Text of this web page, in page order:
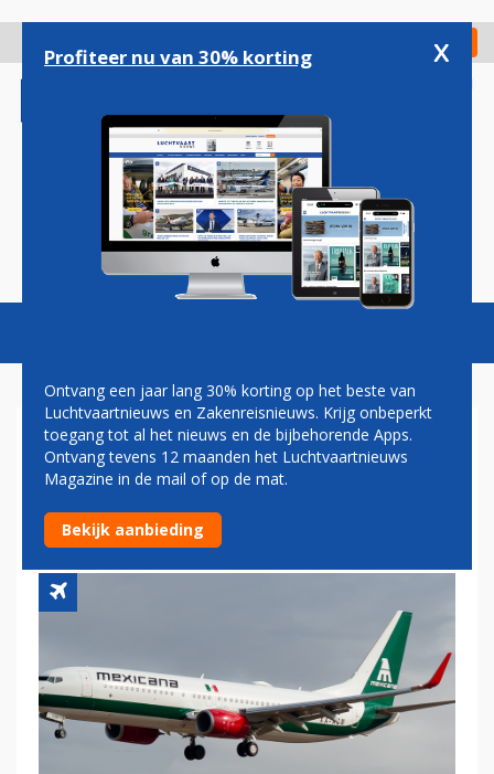
gaan
Check in
Magazine Podcasts Vacatures
TEXAANS BEDRIJF EIST 841
MILJOEN DOLLAR VAN
MEXICANA DE AVIACIÓN
Profiteer nu van 30% korting x
Ontvang een jaar lang 30% korting op het beste van
Luchtvaartnieuws en Zakenreisnieuws. Krijg onbeperkt
toegang tot al het nieuws en de bijbehorende Apps.
Ontvang tevens 12 maanden het Luchtvaartnieuws
Magazine in de mail of op de mat.
Bekijk aanbieding